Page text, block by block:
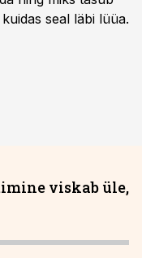
seal läbi lüüa.
viskab üle,